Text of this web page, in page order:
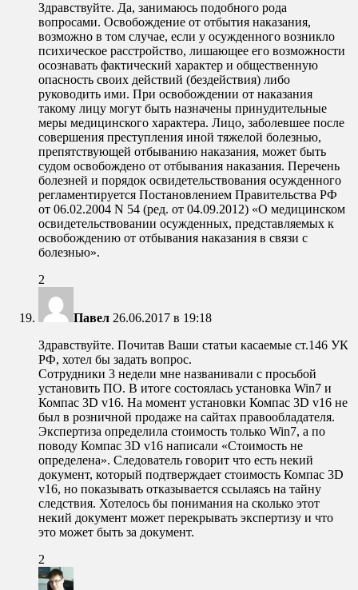
Здравствуйте. Да, занимаюсь подобного рода
вопросами. Освобождение от отбытия наказания,
возможно в том случае, если у осужденного возникло
психическое расстройство, лишающее его возможности
осознавать фактический характер и общественную
опасность своих действий (бездействия) либо
руководить ими. При освобождении от наказания
такому лицу могут быть назначены принудительные
меры медицинского характера. Лицо, заболевшее после
совершения преступления иной тяжелой болезнью,
препятствующей отбыванию наказания, может быть
судом освобождено от отбывания наказания. Перечень
болезней и порядок освидетельствования осужденного
регламентируется Постановлением Правительства РФ
от 06.02.2004 N 54 (ред. от 04.09.2012) «О медицинском
освидетельствовании осужденных, представляемых к
освобождению от отбывания наказания в связи с
болезнью».
2
Павел 26.06.2017 в 19:18
Здравствуйте. Почитав Ваши статьи касаемые ст.146 УК
РФ, хотел бы задать вопрос.
Сотрудники 3 недели мне названивали с просьбой
установить ПО. В итоге состоялась установка Win7 и
Компас 3D v16. На момент установки Компас 3D v16 не
был в розничной продаже на сайтах правообладателя.
Экспертиза определила стоимость только Win7, а по
поводу Компас 3D v16 написали «Стоимость не
определена». Следователь говорит что есть некий
документ, который подтверждает стоимость Компас 3D
v16, но показывать отказывается ссылаясь на тайну
следствия. Хотелось бы понимания на сколько этот
некий документ может перекрывать экспертизу и что
это может быть за документ.
2